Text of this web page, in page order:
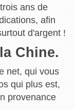
ans de
afin
d'argent !
Chine.
net, qui vous
qui plus est,
provenance